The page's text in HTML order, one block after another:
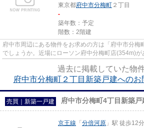
東京都府中市分梅町 ２丁目
-
築年数：予定
階数：2階建
府中市周辺にある物件をお求めの方は「府中市分梅
でしょうか。近場にローソン府中分梅町店(354m)
過去に掲載していた物件
府中市分梅町２丁目新築戸建への
売買｜新築一戸建 府中市分梅町4丁目新築戸
京王線 「 分倍河原 」駅 徒歩12分